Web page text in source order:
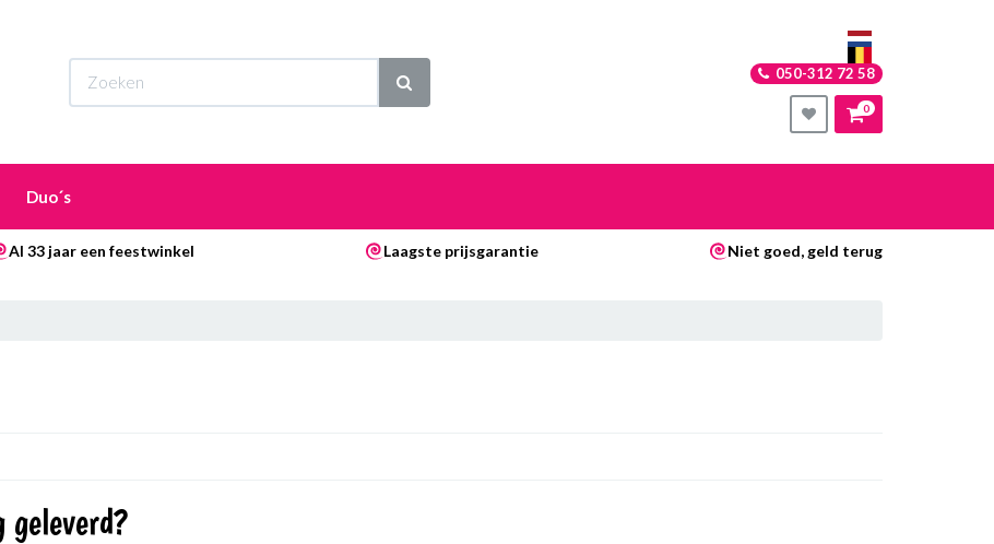
050-312 72 58
0
Duo´s
Al 33 jaar een feestwinkel Laagste prijsgarantie Niet goed, geld terug